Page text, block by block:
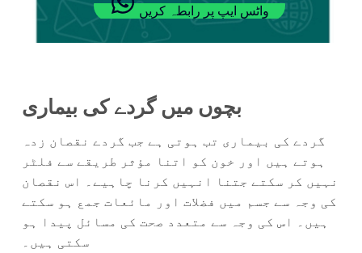
واٹس ایپ پر رابطہ کریں
بچوں میں گردے کی بیماری
گردے کی بیماری تب ہوتی ہے جب گردے نقصان زدہ
ہوتے ہیں اور خون کو اتنا مؤثر طریقے سے فلٹر
نہیں کر سکتے جتنا انہیں کرنا چاہیے۔ اس نقصان
کی وجہ سے جسم میں فضلات اور مائعات جمع ہو سکتے
ہیں۔ اس کی وجہ سے متعدد صحت کی مسائل پیدا ہو
سکتی ہیں۔